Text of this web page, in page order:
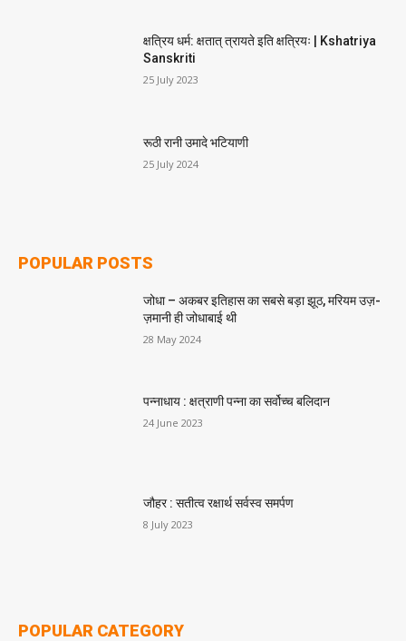
क्षत्रिय धर्म: क्षतात् त्रायते इति क्षत्रियः | Kshatriya
Sanskriti
25 July 2023
रूठी रानी उमादे भटियाणी
25 July 2024
POPULAR POSTS
जोधा – अकबर इतिहास का सबसे बड़ा झूठ, मरियम उज़-
ज़मानी ही जोधाबाई थी
28 May 2024
पन्नाधाय : क्षत्राणी पन्ना का सर्वोच्च बलिदान
24 June 2023
जौहर : सतीत्व रक्षार्थ सर्वस्व समर्पण
8 July 2023
POPULAR CATEGORY